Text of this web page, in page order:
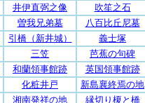
井伊直弼之像
吹笙之石
曽我兄弟墓
八百比丘尼墓
引橋（新井城）
義士塚
三笠
芭蕉の句碑
和蘭領事館跡
英国領事館跡
化粧井戸
新島襄終焉の地
湘南発祥の地
縁切り榎と橋